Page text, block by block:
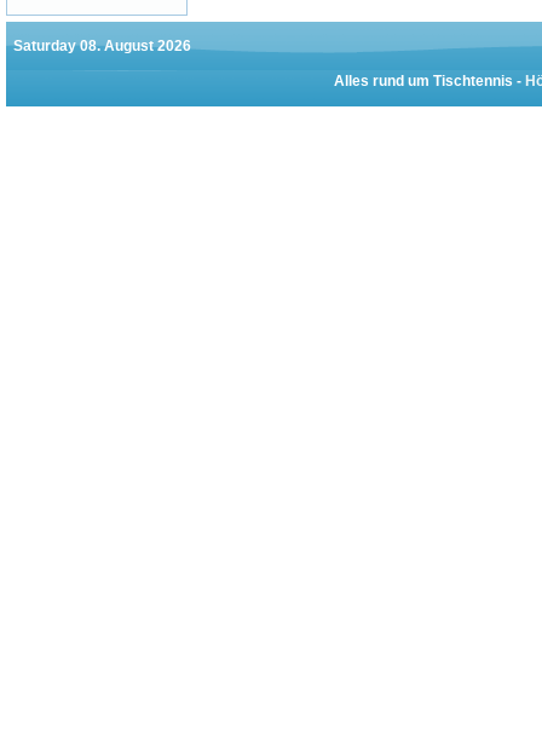
Saturday 08. August 2026
Alles rund um Tischtennis -